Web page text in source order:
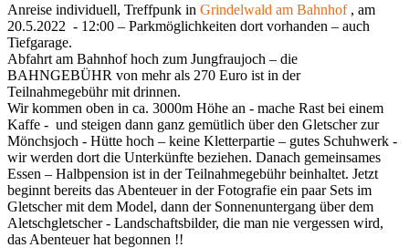
Anreise individuell, Treffpunk in Grindelwald am Bahnhof, am
20.5.2022 - 12:00 – Parkmöglichkeiten dort vorhanden – auch
Tiefgarage.
Abfahrt am Bahnhof hoch zum Jungfraujoch – die
BAHNGEBÜHR von mehr als 270 Euro ist in der
Teilnahmegebühr mit drinnen.
Wir kommen oben in ca. 3000m Höhe an - mache Rast bei einem
Kaffe - und steigen dann ganz gemütlich über den Gletscher zur
Mönchsjoch - Hütte hoch – keine Kletterpartie – gutes Schuhwerk -
wir werden dort die Unterkünfte beziehen. Danach gemeinsames
Essen – Halbpension ist in der Teilnahmegebühr beinhaltet. Jetzt
beginnt bereits das Abenteuer in der Fotografie ein paar Sets im
Gletscher mit dem Model, dann der Sonnenuntergang über dem
Aletschgletscher - Landschaftsbilder, die man nie vergessen wird,
das Abenteuer hat begonnen !!